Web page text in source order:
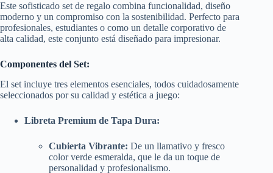
Este sofisticado set de regalo combina funcionalidad, diseño
moderno y un compromiso con la sostenibilidad. Perfecto para
profesionales, estudiantes o como un detalle corporativo de
alta calidad, este conjunto está diseñado para impresionar.
Componentes del Set:
El set incluye tres elementos esenciales, todos cuidadosamente
seleccionados por su calidad y estética a juego:
Libreta Premium de Tapa Dura:
Cubierta Vibrante: De un llamativo y fresco
color verde esmeralda, que le da un toque de
personalidad y profesionalismo.